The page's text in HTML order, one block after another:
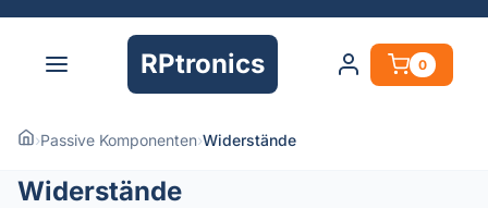
RPtronics 0
›Passive Komponenten›Widerstände
Widerstände